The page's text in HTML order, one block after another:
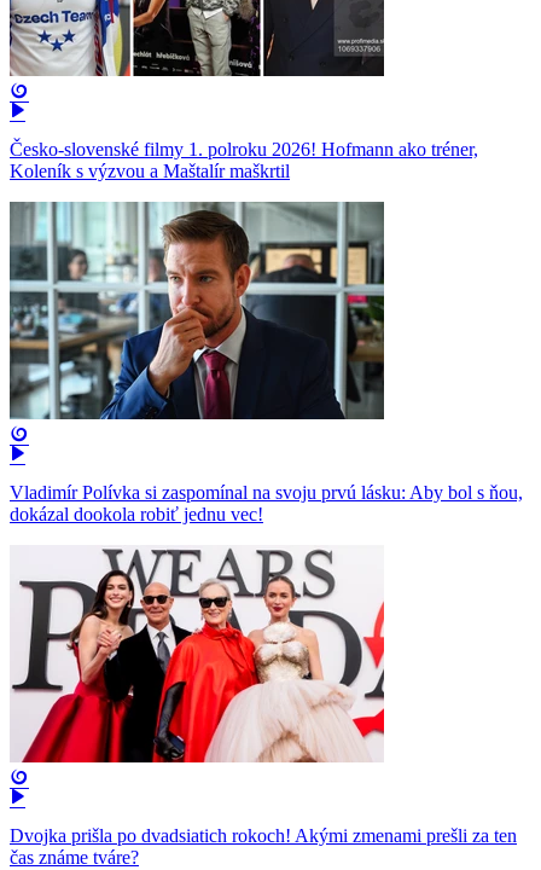
Česko-slovenské filmy 1. polroku 2026! Hofmann ako tréner,
Koleník s výzvou a Maštalír maškrtil
Vladimír Polívka si zaspomínal na svoju prvú lásku: Aby bol s ňou,
dokázal dookola robiť jednu vec!
Dvojka prišla po dvadsiatich rokoch! Akými zmenami prešli za ten
čas známe tváre?